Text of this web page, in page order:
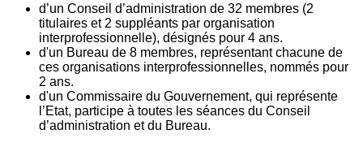
d’un Conseil d’administration de 32 membres (2
titulaires et 2 suppléants par organisation
interprofessionnelle), désignés pour 4 ans.
d'un Bureau de 8 membres, représentant chacune de
ces organisations interprofessionnelles, nommés pour
2 ans.
d'un Commissaire du Gouvernement, qui représente
l’Etat, participe à toutes les séances du Conseil
d’administration et du Bureau.